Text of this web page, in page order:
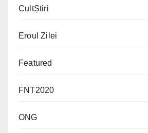
CultȘtiri
Eroul Zilei
Featured
FNT2020
ONG